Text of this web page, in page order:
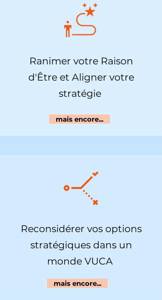
Ranimer votre Raison
d'Être et Aligner votre
stratégie
mais encore...
Reconsidérer vos options
stratégiques dans un
monde VUCA
mais encore...